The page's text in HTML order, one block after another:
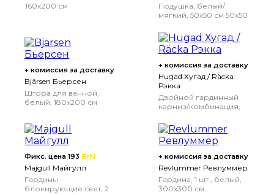
160x200 см
Подушка, белый/
мягкий, 50x50 см 50x50
+ комиссия за доставку
Bjärsen Бьерсен
Штора для ванной,
белый, 180x200 см
+ комиссия за доставку
Hugad Хугад / Räcka
Рэкка
Двойной гардинный
карниз/комбинация,
Фикс. цена 193 BYN
Majgull Майгулл
Гардины,
блокирующие свет, 2
+ комиссия за доставку
Revlummer Ревлуммер
Гардина, 1 шт., белый,
300x300 см